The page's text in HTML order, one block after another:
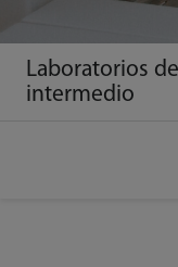
Laboratorios
intermedio